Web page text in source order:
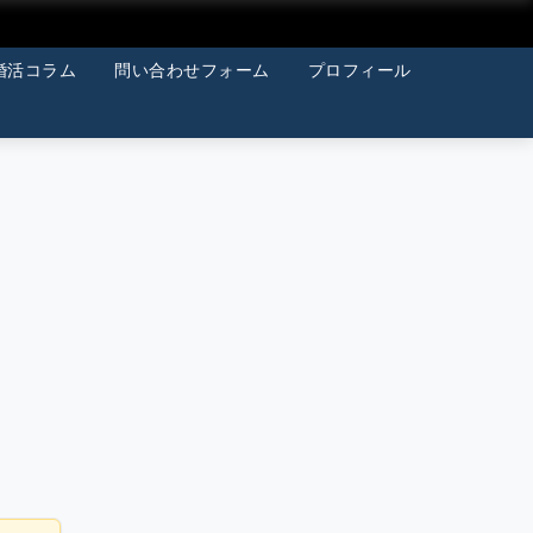
活コラム 問い合わせフォーム プロフィール